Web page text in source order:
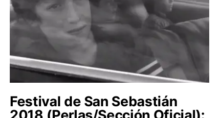
Festival de San Sebastián